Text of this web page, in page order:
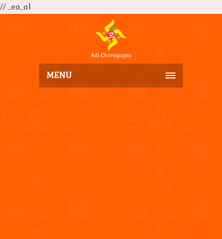
// _ea_al
MENU